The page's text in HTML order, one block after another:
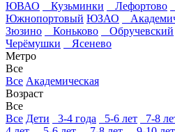
ЮВАО
Кузьминки Лефортово
Южнопортовый ЮЗАО
Зюзино
Коньково Обручевский
Черёмушки
Ясенево
Метро
Все
Все Академическая
Возраст
Все
Все Дети 3-4 года 5-6 лет 7-8